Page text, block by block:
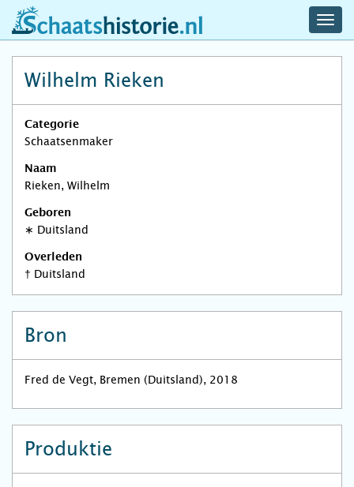
schaatshistorie.nl
Wilhelm Rieken
Categorie
Schaatsenmaker
Naam
Rieken, Wilhelm
Geboren
∗ Duitsland
Overleden
† Duitsland
Bron
Fred de Vegt, Bremen (Duitsland), 2018
Produktie